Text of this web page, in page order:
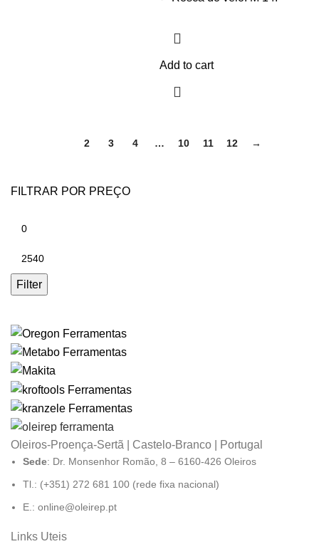
FILTRAR POR PREÇO
Filter
Add to cart
2 3 4 … 10 11 12 →
Oleiros-Proença-Sertã | Castelo-Branco | Portugal
Sede: Dr. Monsenhor Romão, 8 – 6160-426 Oleiros
Tl.: (+351) 272 681 100 (rede fixa nacional)
E.: online@oleirep.pt
Links Uteis